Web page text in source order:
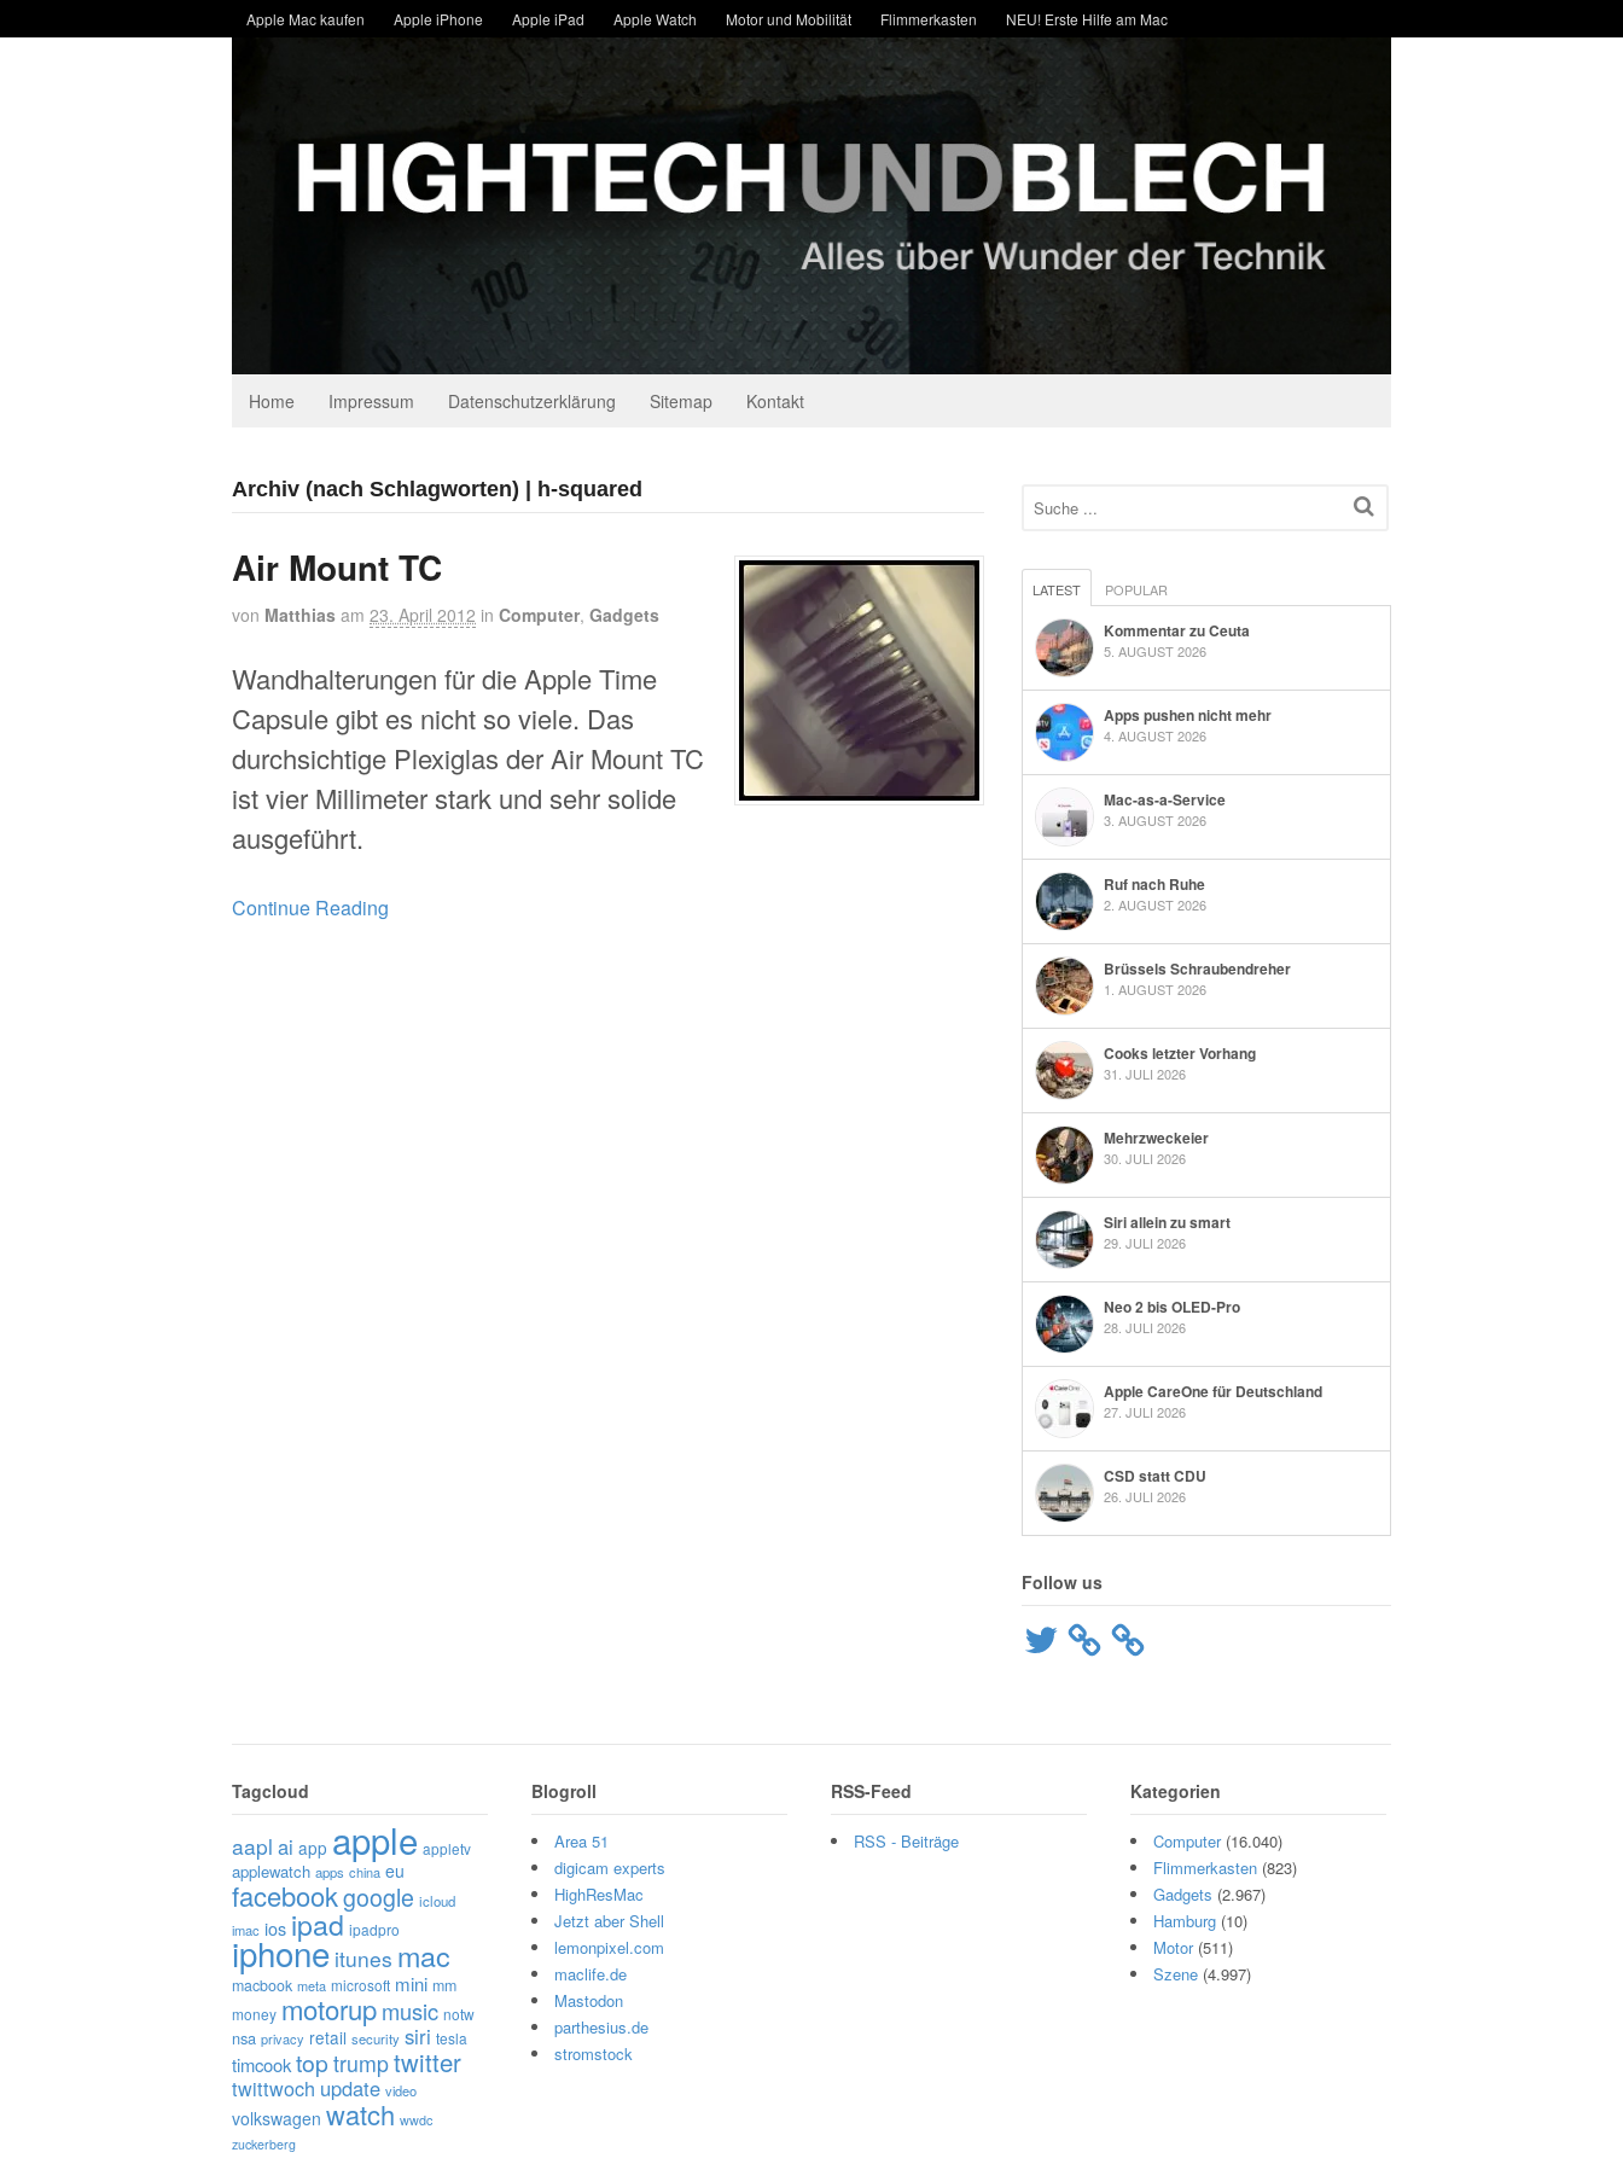
Apple Mac kaufen Apple iPhone Apple iPad Apple Watch Motor und Mobilität Flimmerkasten NEU! Erste Hilfe am Mac
Home Impressum Datenschutzerklärung Sitemap Kontakt
Archiv (nach Schlagworten) | h-squared
Air Mount TC
von Matthias am 23. April 2012 in Computer, Gadgets
Wandhalterungen für die Apple Time
Capsule gibt es nicht so viele. Das
durchsichtige Plexiglas der Air Mount TC
ist vier Millimeter stark und sehr solide
ausgeführt.
Continue Reading
LATEST POPULAR
Kommentar zu Ceuta
5. AUGUST 2026
Apps pushen nicht mehr
4. AUGUST 2026
Mac-as-a-Service
3. AUGUST 2026
Ruf nach Ruhe
2. AUGUST 2026
Brüssels Schraubendreher
1. AUGUST 2026
Cooks letzter Vorhang
31. JULI 2026
Mehrzweckeier
30. JULI 2026
Siri allein zu smart
29. JULI 2026
Neo 2 bis OLED-Pro
28. JULI 2026
Apple CareOne für Deutschland
27. JULI 2026
CSD statt CDU
26. JULI 2026
Follow us
Twitter
Tagcloud
aapl ai app apple appletv
applewatch apps china eu
facebookgoogle icloud
imac ios ipad ipadpro
iphone itunes mac
macbook meta microsoft mini mm
money motorupmusic notw
nsa privacy retail security siri tesla
timcooktop trumptwitter
twittwoch update video
volkswagen watch wwdc
zuckerberg
Blogroll
Area 51
digicam experts
HighResMac
Jetzt aber Shell
lemonpixel.com
maclife.de
Mastodon
parthesius.de
stromstock
RSS-Feed
RSS - Beiträge
Kategorien
Computer(16.040)
Flimmerkasten (823)
Gadgets (2.967)
Hamburg (10)
Motor(511)
Szene (4.997)